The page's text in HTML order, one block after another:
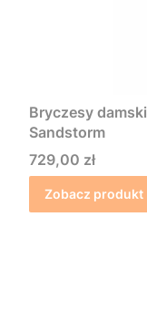
Bryczesy
Sandstorm
Cena
729,00 zł
Zobacz produkt